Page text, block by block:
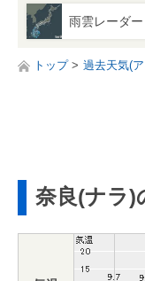
雨雲レーダー
トップ 過去天気(
奈良(ナラ)